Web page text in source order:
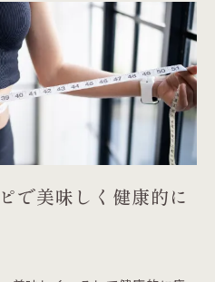
で美味しく健康的に